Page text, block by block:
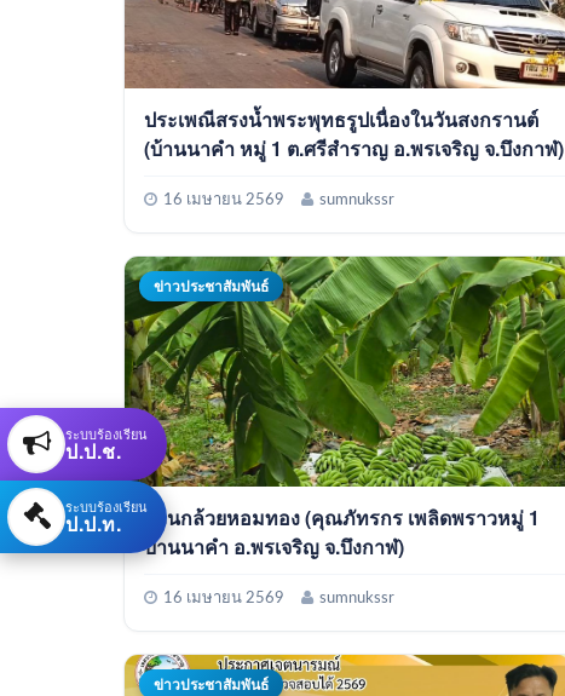
ประเพณีสรงน้ำพระพุทธรูปเนื่องในวันสงกรานต์
(บ้านนาคำ หมู่ 1 ต.ศรีสำราญ อ.พรเจริญ จ.บึงกาฬ)
16 เมษายน 2569 sumnukssr
ข่าวประชาสัมพันธ์
สวนกล้วยหอมทอง (คุณภัทรกร เพลิดพราวหมู่ 1
บ้านนาคำ อ.พรเจริญ จ.บึงกาฬ)
16 เมษายน 2569 sumnukssr
ข่าวประชาสัมพันธ์
ระบบร้องเรียน
ป.ป.ช.
ระบบร้องเรียน
ป.ป.ท.